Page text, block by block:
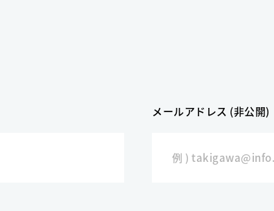
メールアドレス (非公開)